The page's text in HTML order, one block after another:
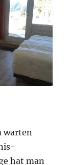
warten
hat man